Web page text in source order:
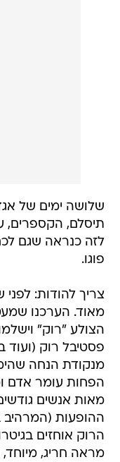
שלושה ימים של
תיסלם, הקספרים,
לזה כנראה שגם
פוגו.
צריך להודות: לפני
מאוד. הערכנו
הצולע "רוק"
פסטיבל רוק (ועוד
מנקודת הנחה
הפחות עומר אדם
מאות אנשים
ההופעות (המרהיב
הרוק אוחזים
מראה חריג, מיוחד,